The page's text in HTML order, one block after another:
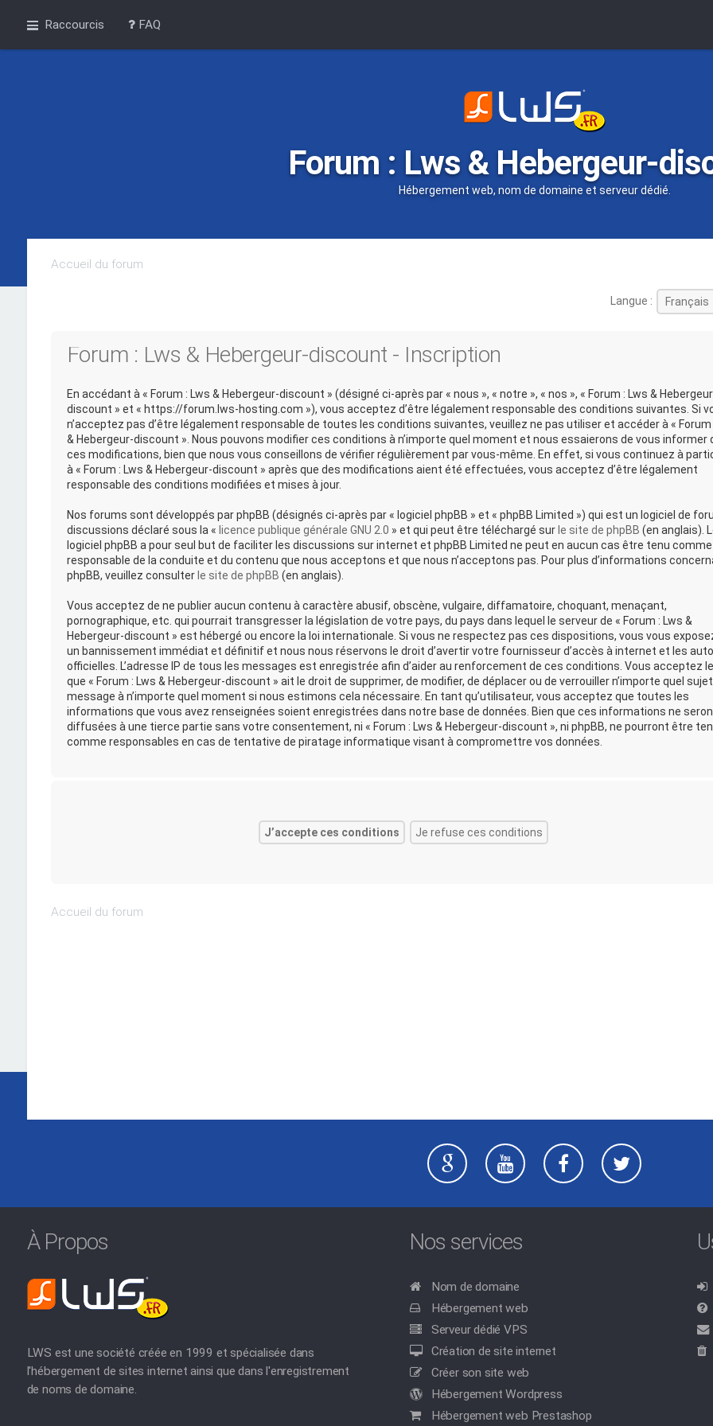
Raccourcis FAQ
Forum : Lws & Hebergeur-
Hébergement web, nom de domaine et serveur dédié.
Accueil du forum
Langue :
Forum : Lws & Hebergeur-discount - Inscription
En accédant à « Forum : Lws & Hebergeur-discount » (désigné ci-après par « nous », « notre », « nos », « Forum : Lws &
discount » et « https://forum.lws-hosting.com »), vous acceptez d’être légalement responsable des conditions suivantes. Si
n’acceptez pas d’être légalement responsable de toutes les conditions suivantes, veuillez ne pas utiliser et accéder à « Forum
& Hebergeur-discount ». Nous pouvons modifier ces conditions à n’importe quel moment et nous essaierons de vous informer
ces modifications, bien que nous vous conseillons de vérifier régulièrement par vous-même. En effet, si vous continuez à
à « Forum : Lws & Hebergeur-discount » après que des modifications aient été effectuées, vous acceptez d’être légalement
responsable des conditions modifiées et mises à jour.
Nos forums sont développés par phpBB (désignés ci-après par « logiciel phpBB » et « phpBB Limited ») qui est un logiciel de
discussions déclaré sous la « licence publique générale GNU 2.0 » et qui peut être téléchargé sur le site de phpBB (en anglais).
logiciel phpBB a pour seul but de faciliter les discussions sur internet et phpBB Limited ne peut en aucun cas être tenu comme
responsable de la conduite et du contenu que nous acceptons et que nous n’acceptons pas. Pour plus d’informations
phpBB, veuillez consulter le site de phpBB (en anglais).
Vous acceptez de ne publier aucun contenu à caractère abusif, obscène, vulgaire, diffamatoire, choquant, menaçant,
pornographique, etc. qui pourrait transgresser la législation de votre pays, du pays dans lequel le serveur de « Forum : Lws &
Hebergeur-discount » est hébergé ou encore la loi internationale. Si vous ne respectez pas ces dispositions, vous vous
un bannissement immédiat et définitif et nous nous réservons le droit d’avertir votre fournisseur d’accès à internet et les
officielles. L’adresse IP de tous les messages est enregistrée afin d’aider au renforcement de ces conditions. Vous acceptez
que « Forum : Lws & Hebergeur-discount » ait le droit de supprimer, de modifier, de déplacer ou de verrouiller n’importe quel
message à n’importe quel moment si nous estimons cela nécessaire. En tant qu’utilisateur, vous acceptez que toutes les
informations que vous avez renseignées soient enregistrées dans notre base de données. Bien que ces informations ne
diffusées à une tierce partie sans votre consentement, ni « Forum : Lws & Hebergeur-discount », ni phpBB, ne pourront être
comme responsables en cas de tentative de piratage informatique visant à compromettre vos données.
Accueil du forum
À Propos
LWS est une société créée en 1999 et spécialisée dans
l'hébergement de sites internet ainsi que dans l'enregistrement
de noms de domaine.
Nos services
Nom de domaine
Hébergement web
Serveur dédié VPS
Création de site internet
Créer son site web
Hébergement Wordpress
Hébergement web Prestashop